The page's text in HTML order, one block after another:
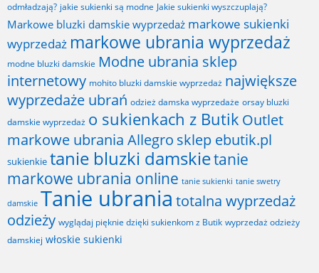
odmładzają? jakie sukienki są modne Jakie sukienki wyszczuplają?
Markowe bluzki damskie wyprzedaż markowe sukienki
wyprzedaż markowe ubrania wyprzedaż
modne bluzki damskie Modne ubrania sklep
internetowy mohito bluzki damskie wyprzedaż największe
wyprzedaże ubrań odzież damska wyprzedaże orsay bluzki
damskie wyprzedaż o sukienkach z Butik Outlet
markowe ubrania Allegro sklep ebutik.pl
sukienkie tanie bluzki damskietanie
markowe ubrania online tanie sukienki tanie swetry
damskie Tanie ubrania totalna wyprzedaż
odzieży wyglądaj pięknie dzięki sukienkom z Butik wyprzedaż odzieży
damskiej włoskie sukienki